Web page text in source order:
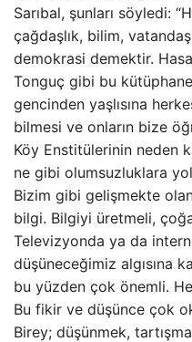
Sarıbal, şunları söyledi:
çağdaşlık, bilim,
demokrasi demektir.
Tonguç gibi bu
gencinden yaşlısına
bilmesi ve onların bize
Köy Enstitülerinin neden
ne gibi olumsuzluklara
Bizim gibi gelişmekte
bilgi. Bilgiyi üretmeli,
Televizyonda ya da
düşüneceğimiz algısına
bu yüzden çok önemli.
Bu fikir ve düşünce çok
Birey; düşünmek,